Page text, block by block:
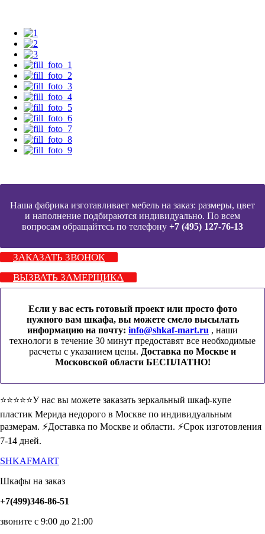
Наша фабрика изготавливает мебель на заказ: размеры, цвет
и наполнение подбираются индивидуально. По всем
вопросам обращайтесь по телефону +7 (495) 127-76-13
ЗАКАЗАТЬ ЗВОНОК
ВЫЗВАТЬ ЗАМЕРЩИКА
Если у вас есть готовый проект или просто фото
нужного вам шкафа, вы можете смело высылать
информацию на почту: info@shkaf-mart.ru , наши
технологи в течение 30 минут предоставят все необходимые
расчеты с указанием цены. Доставка по Москве и
Московской области БЕСПЛАТНО!
⭐️⭐️⭐️⭐️⭐️У нас вы можете заказать зеркальный шкаф-купе
пластик Мерида недорого в Москве по индивидуальным
размерам. ⚡️Доставка по Москве и области. ⚡️Срок изготовления
7-14 дней.
SHKAFMART
Шкафы на заказ
+7(499)346-86-51
звоните с 9:00 до 21:00